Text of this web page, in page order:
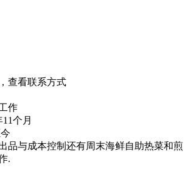
查看联系方式
作
11个月
品与成本控制还有周末海鲜自助热菜和煎
.